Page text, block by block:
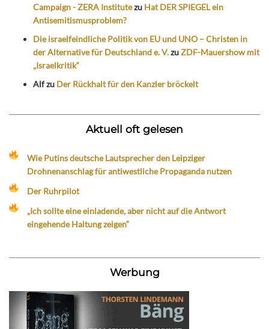
Campaign - ZERA Institutezu Hat DER SPIEGEL ein
Antisemitismusproblem?
Die israelfeindliche Politik von EU und UNO – Christen in
der Alternative für Deutschland e. V.zuZDF-Mauershow mit
„Israelkritik“
Alfzu Der Rückhalt für den Kanzler bröckelt
Aktuell oft gelesen
Wie Putins deutsche Lautsprecher den Leipziger
Drohnenanschlag für antiwestliche Propaganda nutzen
Der Ruhrpilot
„Ich sollte eine einladende, aber nicht auf die Antwort
eingehende Haltung zeigen“
Werbung